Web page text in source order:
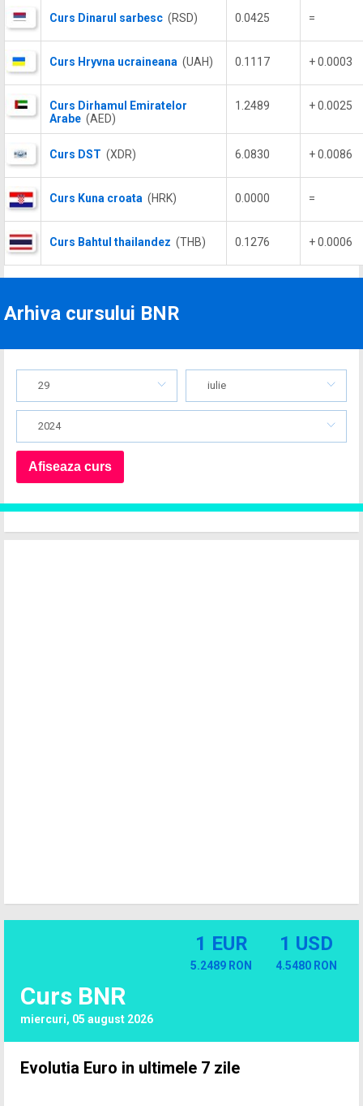
Curs Dinarul sarbesc (RSD) 0.0425 =
Curs Hryvna ucraineana (UAH) 0.1117 + 0.0003
Curs Dirhamul Emiratelor
Arabe (AED)
1.2489 + 0.0025
Curs DST (XDR) 6.0830 + 0.0086
Curs Kuna croata (HRK) 0.0000 =
Curs Bahtul thailandez (THB) 0.1276 + 0.0006
Arhiva cursului BNR
29 iulie
2024
Curs BNR
miercuri, 05 august 2026
1 EUR
5.2489 RON
1 USD
4.5480 RON
Evolutia Euro in ultimele 7 zile